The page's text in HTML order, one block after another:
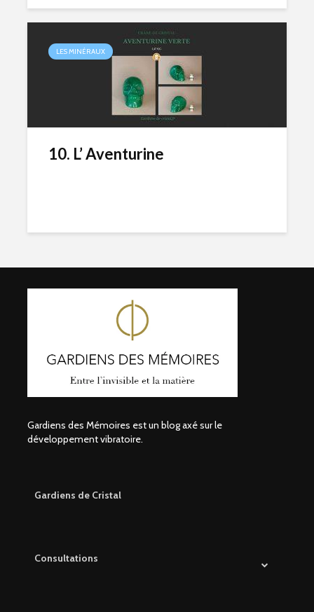
LES MINÉRAUX
10. L’ Aventurine
Gardiens des Mémoires est un blog axé sur le
développement vibratoire.
Gardiens de Cristal
Consultations